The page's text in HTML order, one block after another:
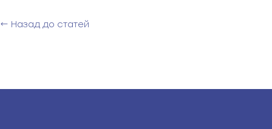
← Назад до статей